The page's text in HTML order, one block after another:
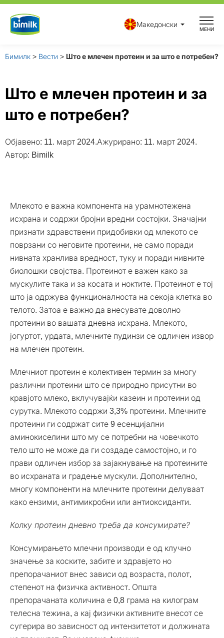
Skip
content
Македонски
МЕНИ
Бимилк > Вести > Што е млечен протеин и за што е потребен?
Што е млечен протеин и за
што е потребен?
Објавено: 11. март 2024.Ажурирано: 11. март 2024.
Автор: Bimilk
Млекото е важна компонента на урамнотежена
исхрана и содржи бројни вредни состојки. Значајни
признати здравствени придобивки од млекото се
поврзани со неговите протеини, не само поради
нивната хранлива вредност, туку и поради нивните
биолошки својства. Протеинот е важен како за
мускулите така и за косата и ноктите. Протеинот е тој
што ја одржува функционалноста на секоја клетка во
телото. Затоа е важно да внесувате доволно
протеини во вашата дневна исхрана. Млекото,
јогуртот, урдата, млечните пудинзи се одличен извор
на млечен протеин.
Млечниот протеин е колективен термин за многу
различни протеини што се природно присутни во
кравјото млеко, вклучувајќи казеин и протеини од
сурутка. Млекото содржи 3,3% протеини. Млечните
протеини ги содржат сите 9 есенцијални
аминокиселини што му се потребни на човечкото
тело што не може да ги создаде самостојно, и го
прави одличен избор за зајакнување на протеините
во исхраната и градење мускули. Дополнително,
многу компоненти на млечните протеини делуваат
како ензими, антимикробни или антиоксиданти.
Колку протеин дневно треба да консумирате?
Консумирањето млечни производи е од клучно
значење за коските, забите и здравјето но
препорачаниот внес зависи од возраста, полот,
степенот на физичка активност. Општа
препорачаната количина е 0,8 грама на килограм
телесна тежина, а кај физички активните внесот се
сугерира во зависност од интензитетот и должината